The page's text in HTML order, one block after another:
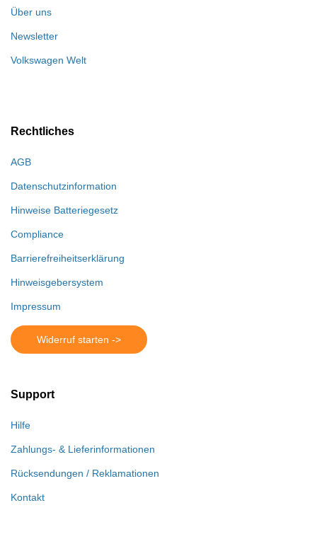
Über uns
Newsletter
Volkswagen Welt
Rechtliches
AGB
Datenschutzinformation
Hinweise Batteriegesetz
Compliance
Barrierefreiheitserklärung
Hinweisgebersystem
Impressum
Widerruf starten ->
Support
Hilfe
Zahlungs- & Lieferinformationen
Rücksendungen / Reklamationen
Kontakt